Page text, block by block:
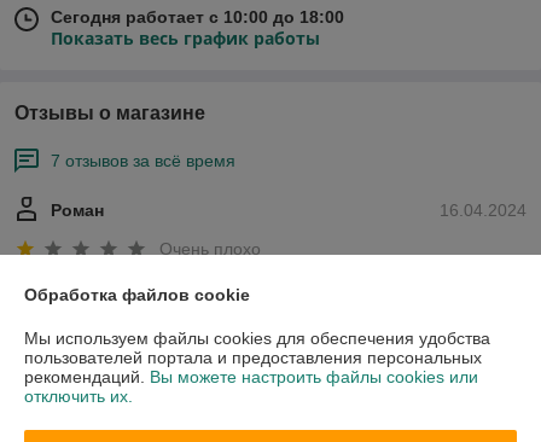
Сегодня работает с 10:00 до 18:00
Показать весь график работы
Отзывы о магазине
7 отзывов за всё время
16.04.2024
Роман
Очень плохо
Очень плохо
Сделка подтверждена через корзину
Обработка файлов cookie
Мы используем файлы cookies для обеспечения удобства
пользователей портала и предоставления персональных
рекомендаций. Вы можете настроить файлы cookies или
отключить их.